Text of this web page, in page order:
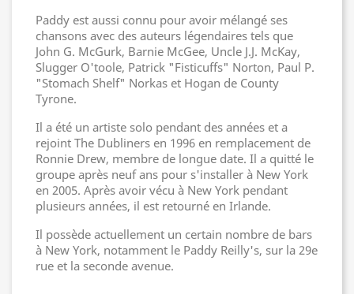
Paddy est aussi connu pour avoir mélangé ses
chansons avec des auteurs légendaires tels que
John G. McGurk, Barnie McGee, Uncle J.J. McKay,
Slugger O'toole, Patrick "Fisticuffs" Norton, Paul P.
"Stomach Shelf" Norkas et Hogan de County
Tyrone.
Il a été un artiste solo pendant des années et a
rejoint The Dubliners en 1996 en remplacement de
Ronnie Drew, membre de longue date. Il a quitté le
groupe après neuf ans pour s'installer à New York
en 2005. Après avoir vécu à New York pendant
plusieurs années, il est retourné en Irlande.
Il possède actuellement un certain nombre de bars
à New York, notamment le Paddy Reilly's, sur la 29e
rue et la seconde avenue.